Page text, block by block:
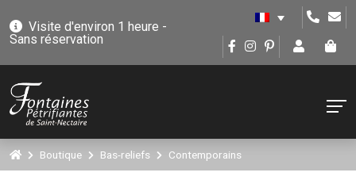
Visite d'environ 1 heure -
Sans réservation
Boutique Bas-reliefs Contemporains